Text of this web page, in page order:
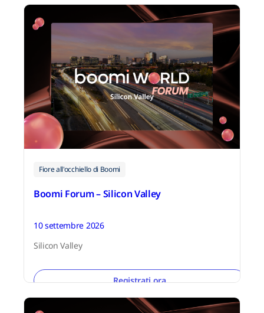
Fiore all'occhiello di Boomi
Boomi Forum – Silicon Valley
10 settembre 2026
Silicon Valley
Registrati ora